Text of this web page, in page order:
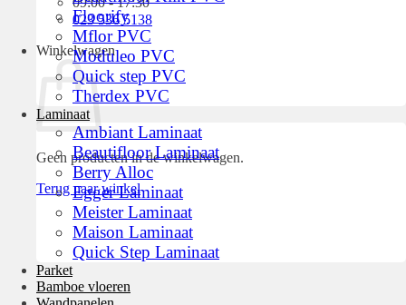
023 536 5138
Winkelwagen
Geen producten in de winkelwagen.
Terug naar winkel
Floorify
Mflor PVC
Moduleo PVC
Quick step PVC
Therdex PVC
Laminaat
Ambiant Laminaat
Beautifloor Laminaat
Berry Alloc
Egger Laminaat
Meister Laminaat
Maison Laminaat
Quick Step Laminaat
Parket
Bamboe vloeren